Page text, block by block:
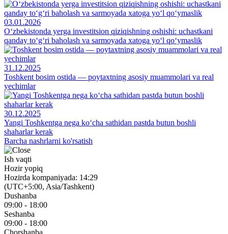
03.01.2026
O‘zbekistonda yerga investitsion qiziqishning oshishi: uchastkani
qanday to‘g‘ri baholash va sarmoyada xatoga yo‘l qo‘ymaslik
31.12.2025
Toshkent bosim ostida — poytaxtning asosiy muammolari va real
yechimlar
30.12.2025
Yangi Toshkentga nega ko‘cha sathidan pastda butun boshli
shaharlar kerak
Barcha nashrlarni ko'rsatish
Ish vaqti
Hozir yopiq
Hozirda kompaniyada: 14:29
(UTC+5:00, Asia/Tashkent)
Dushanba
09:00 - 18:00
Seshanba
09:00 - 18:00